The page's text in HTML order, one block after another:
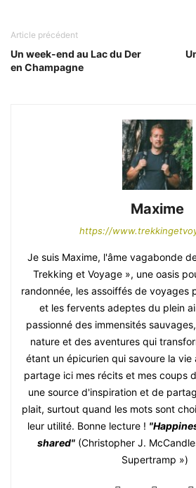
Article précédent
Un week-end au Lac du Der
en Champagne
Maxime
https://
Je suis Maxime, l'âme vagabonde
Trekking et Voyage », une oasis
randonnée, les assoiffés de voyages
et les fervents adeptes du plein
passionné des immensités
nature et des aventures qui
étant un épicurien qui savoure la vie
partage ici mes récits et mes coups
une source d'inspiration et de
plait, surtout quand les mots sont
leur utilité. Bonne lecture !
shared" (Christopher J.
Supertramp »)